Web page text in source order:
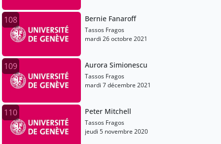
108 Bernie Fanaroff
Tassos Fragos
mardi 26 octobre 2021
109 Aurora Simionescu
Tassos Fragos
mardi 7 décembre 2021
110 Peter Mitchell
Tassos Fragos
jeudi 5 novembre 2020